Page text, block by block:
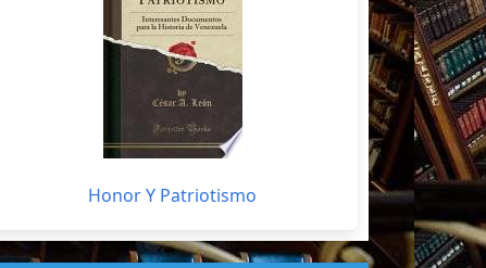
Honor Y Patriotismo